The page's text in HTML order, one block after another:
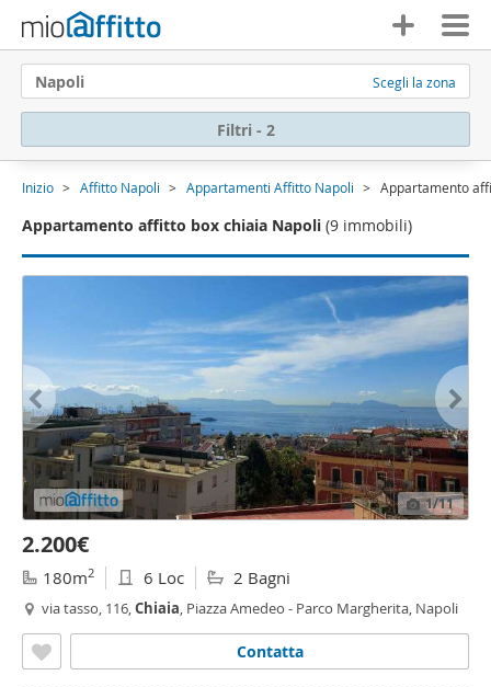
Napoli Scegli la zona
Filtri - 2
Inizio Affitto Napoli Appartamenti Affitto Napoli Appartamento
Appartamento affitto box chiaia Napoli (9 immobili)
1/11
2.200€
180m2 6 Loc 2 Bagni
via tasso, 116,Chiaia, Piazza Amedeo - Parco Margherita, Napoli
Contatta